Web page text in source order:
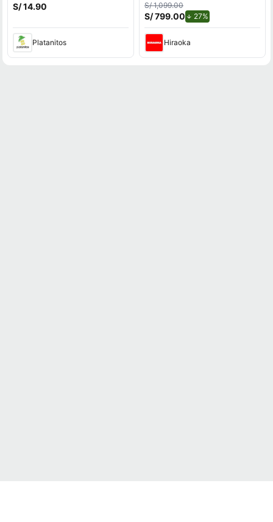
S/ 14.90
Platanitos
S/ 1,099.00
S/ 799.00 27%de descuento.
Hiraoka